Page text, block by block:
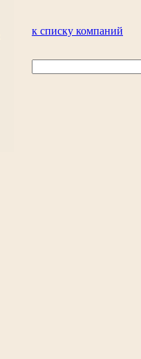
к списку компаний